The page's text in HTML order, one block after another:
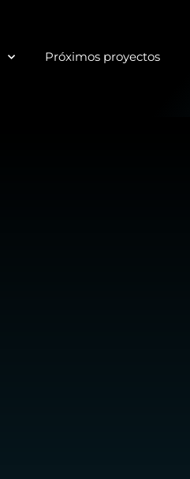
Próximos proyectos